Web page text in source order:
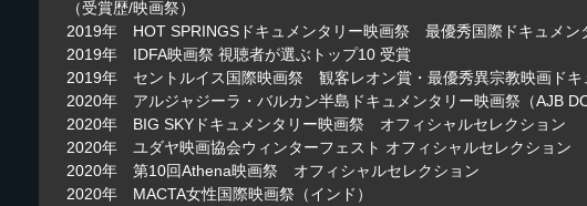
（受賞歴/映画祭）
2019年 HOT SPRINGSドキュメンタリー映画祭 最優秀国際ドキュメン
2019年 IDFA映画祭 視聴者が選ぶトップ10 受賞
2019年 セントルイス国際映画祭 観客レオン賞・最優秀異宗教映画ドキ
2020年 アルジャジーラ・バルカン半島ドキュメンタリー映画祭（AJB
2020年 BIG SKYドキュメンタリー映画祭 オフィシャルセレクション
2020年 ユダヤ映画協会ウィンターフェスト オフィシャルセレクション
2020年 第10回Athena映画祭 オフィシャルセレクション
2020年 MACTA女性国際映画祭（インド）